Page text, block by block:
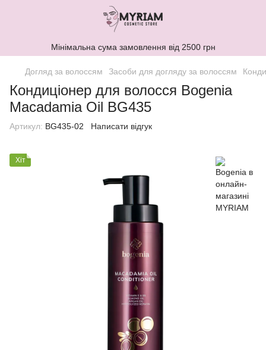
Мінімальна сума замовлення від 2500 грн
Догляд за волоссям Засоби для догляду за волоссям
Кондиціонер для волосся Bogenia
Macadamia Oil ВG435
Артикул: BG435-02 Написати відгук
Хіт